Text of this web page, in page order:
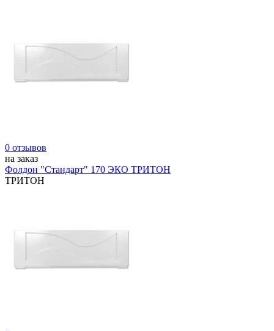
0 отзывов
на заказ
Фолдон "Стандарт" 170 ЭКО ТРИТОН
ТРИТОН